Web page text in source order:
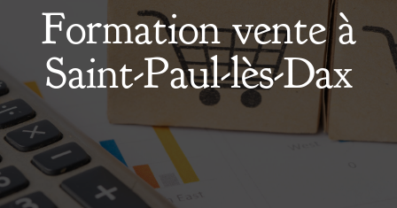
Formation vente à
Saint-Paul-lès-Dax